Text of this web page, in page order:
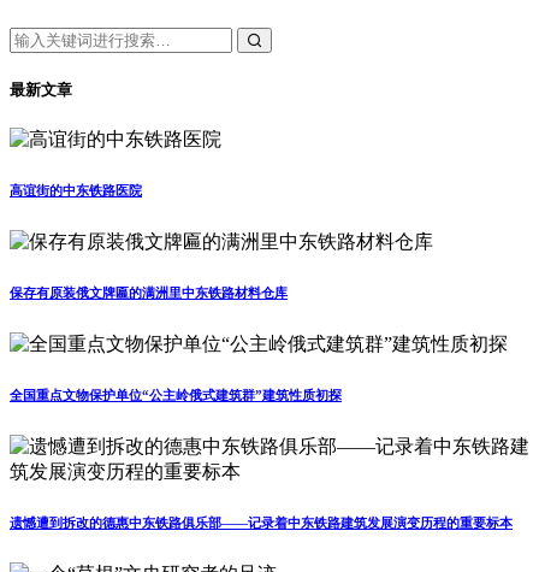
最新文章
高谊街的中东铁路医院
保存有原装俄文牌匾的满洲里中东铁路材料仓库
全国重点文物保护单位“公主岭俄式建筑群”建筑性质初探
遗憾遭到拆改的德惠中东铁路俱乐部——记录着中东铁路建筑发展演变历程的重要标本